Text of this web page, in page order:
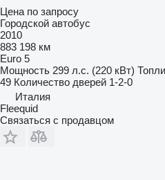
Цена по запросу
Городской автобус
2010
883 198 км
Euro 5
Мощность 299 л.с. (220 кВт)
49 Количество дверей 1-2-0
Италия
Fleequid
Связаться с продавцом